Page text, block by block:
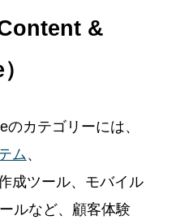
&
カテゴリーには、
ム 、
成ツール、モバイル
ルなど、顧客体験